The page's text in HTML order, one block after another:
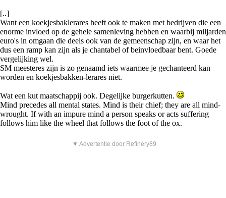
[..]
Want een koekjesbaklerares heeft ook te maken met bedrijven die een
enorme invloed op de gehele samenleving hebben en waarbij miljarden
euro's in omgaan die deels ook van de gemeenschap zijn, en waar het
dus een ramp kan zijn als je chantabel of beinvloedbaar bent. Goede
vergelijking wel.
SM meesteres zijn is zo genaamd iets waarmee je gechanteerd kan
worden en koekjesbakken-lerares niet.
Wat een kut maatschappij ook. Degelijke burgerkutten.
Mind precedes all mental states. Mind is their chief; they are all mind-
wrought. If with an impure mind a person speaks or acts suffering
follows him like the wheel that follows the foot of the ox.
▼ Advertentie door Refinery89